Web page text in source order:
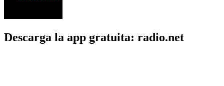
Descarga la app gratuita: radio.net